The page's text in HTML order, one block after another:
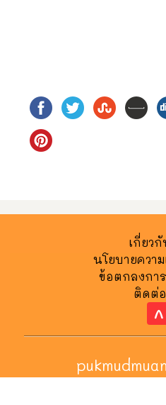
เกี่ยวกั
นโยบายควา
ข้อตกลงกา
ติดต่อ
^